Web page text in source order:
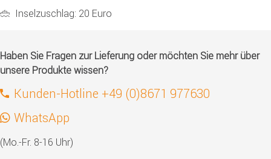
Inselzuschlag: 20 Euro
Haben Sie Fragen zur Lieferung oder möchten Sie mehr über
unsere Produkte wissen?
Kunden-Hotline +49 (0)8671 977630
WhatsApp
(Mo.-Fr. 8-16 Uhr)